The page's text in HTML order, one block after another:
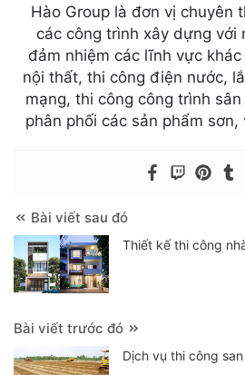
Hào Group là đơn vị chuyên
các công trình xây dựng với
đảm nhiệm các lĩnh vực
nội thất, thi công điện nước,
mạng, thi công công trình
phân phối các sản phẩm
Bài viết sau đó
Thiết kế thi công
Bài viết trước đó
Dịch vụ thi công